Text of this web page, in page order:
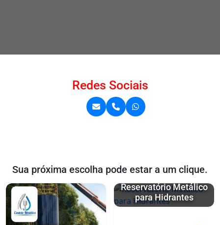
Redes Sociais
Sua próxima escolha pode estar a um clique.
Reservatório Metálico
para Hidrantes